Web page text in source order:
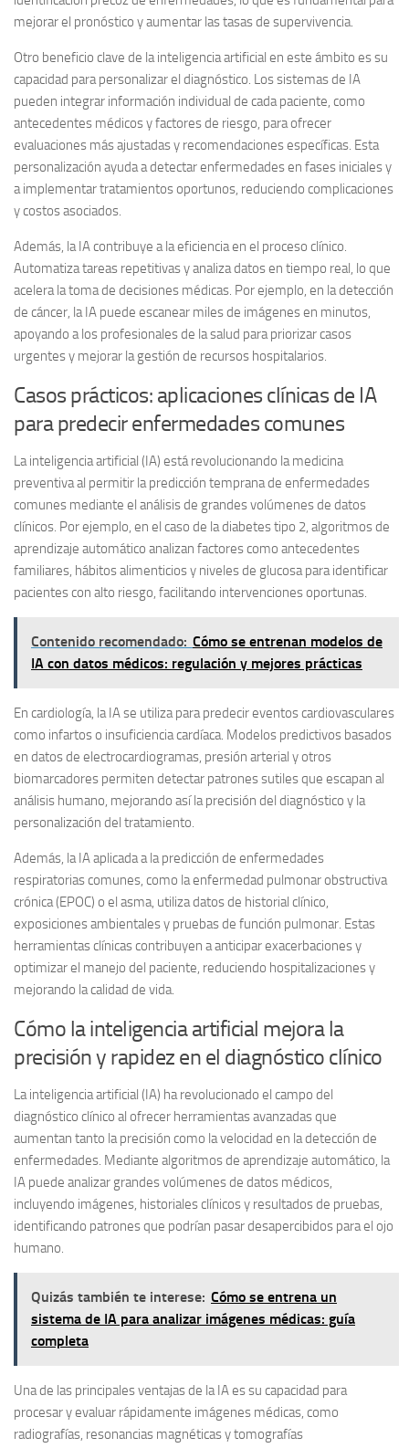
mejorar el pronóstico y aumentar las tasas de supervivencia.
Otro beneficio clave de la inteligencia artificial en este ámbito es su
capacidad para personalizar el diagnóstico. Los sistemas de IA
pueden integrar información individual de cada paciente, como
antecedentes médicos y factores de riesgo, para ofrecer
evaluaciones más ajustadas y recomendaciones específicas. Esta
personalización ayuda a detectar enfermedades en fases iniciales y
a implementar tratamientos oportunos, reduciendo complicaciones
y costos asociados.
Además, la IA contribuye a la eficiencia en el proceso clínico.
Automatiza tareas repetitivas y analiza datos en tiempo real, lo que
acelera la toma de decisiones médicas. Por ejemplo, en la detección
de cáncer, la IA puede escanear miles de imágenes en minutos,
apoyando a los profesionales de la salud para priorizar casos
urgentes y mejorar la gestión de recursos hospitalarios.
Casos prácticos: aplicaciones clínicas de IA
para predecir enfermedades comunes
La inteligencia artificial (IA) está revolucionando la medicina
preventiva al permitir la predicción temprana de enfermedades
comunes mediante el análisis de grandes volúmenes de datos
clínicos. Por ejemplo, en el caso de la diabetes tipo 2, algoritmos de
aprendizaje automático analizan factores como antecedentes
familiares, hábitos alimenticios y niveles de glucosa para identificar
pacientes con alto riesgo, facilitando intervenciones oportunas.
Contenido recomendado: Cómo se entrenan modelos de
IA con datos médicos: regulación y mejores prácticas
En cardiología, la IA se utiliza para predecir eventos cardiovasculares
como infartos o insuficiencia cardíaca. Modelos predictivos basados
en datos de electrocardiogramas, presión arterial y otros
biomarcadores permiten detectar patrones sutiles que escapan al
análisis humano, mejorando así la precisión del diagnóstico y la
personalización del tratamiento.
Además, la IA aplicada a la predicción de enfermedades
respiratorias comunes, como la enfermedad pulmonar obstructiva
crónica (EPOC) o el asma, utiliza datos de historial clínico,
exposiciones ambientales y pruebas de función pulmonar. Estas
herramientas clínicas contribuyen a anticipar exacerbaciones y
optimizar el manejo del paciente, reduciendo hospitalizaciones y
mejorando la calidad de vida.
Cómo la inteligencia artificial mejora la
precisión y rapidez en el diagnóstico clínico
La inteligencia artificial (IA) ha revolucionado el campo del
diagnóstico clínico al ofrecer herramientas avanzadas que
aumentan tanto la precisión como la velocidad en la detección de
enfermedades. Mediante algoritmos de aprendizaje automático, la
IA puede analizar grandes volúmenes de datos médicos,
incluyendo imágenes, historiales clínicos y resultados de pruebas,
identificando patrones que podrían pasar desapercibidos para el ojo
humano.
Quizás también te interese: Cómo se entrena un
sistema de IA para analizar imágenes médicas: guía
completa
Una de las principales ventajas de la IA es su capacidad para
procesar y evaluar rápidamente imágenes médicas, como
radiografías, resonancias magnéticas y tomografías